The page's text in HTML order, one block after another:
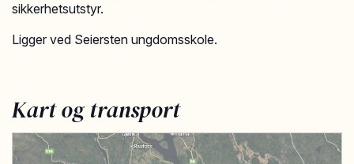
sikkerhetsutstyr.
Ligger ved Seiersten ungdomsskole.
Kart og transport